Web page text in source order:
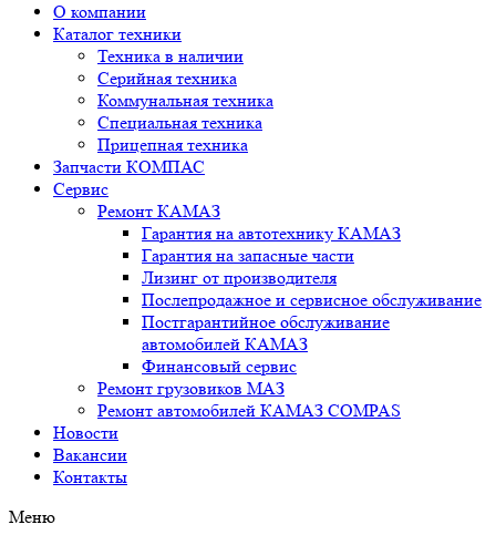
О компании
Каталог техники
Техника в наличии
Серийная техника
Коммунальная техника
Специальная техника
Прицепная техника
Запчасти КОМПАС
Сервис
Ремонт КАМАЗ
Гарантия на автотехнику КАМАЗ
Гарантия на запасные части
Лизинг от производителя
Послепродажное и сервисное обслуживание
Постгарантийное обслуживание
автомобилей КАМАЗ
Финансовый сервис
Ремонт грузовиков МАЗ
Ремонт автомобилей КАМАЗ COMPAS
Новости
Вакансии
Контакты
Меню